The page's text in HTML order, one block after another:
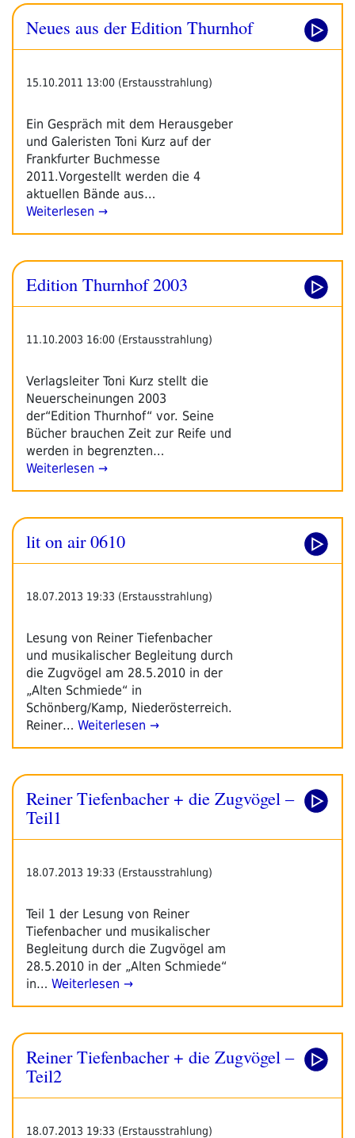
Neues aus der Edition Thurnhof
15.10.2011 13:00 (Erstausstrahlung)
Ein Gespräch mit dem Herausgeber
und Galeristen Toni Kurz auf der
Frankfurter Buchmesse
2011.Vorgestellt werden die 4
aktuellen Bände aus…
Weiterlesen →
Edition Thurnhof 2003
11.10.2003 16:00 (Erstausstrahlung)
Verlagsleiter Toni Kurz stellt die
Neuerscheinungen 2003
der“Edition Thurnhof“ vor. Seine
Bücher brauchen Zeit zur Reife und
werden in begrenzten…
Weiterlesen →
lit on air 0610
18.07.2013 19:33 (Erstausstrahlung)
Lesung von Reiner Tiefenbacher
und musikalischer Begleitung durch
die Zugvögel am 28.5.2010 in der
„Alten Schmiede“ in
Schönberg/Kamp, Niederösterreich.
Reiner… Weiterlesen →
Reiner Tiefenbacher + die Zugvögel –
Teil1
18.07.2013 19:33 (Erstausstrahlung)
Teil 1 der Lesung von Reiner
Tiefenbacher und musikalischer
Begleitung durch die Zugvögel am
28.5.2010 in der „Alten Schmiede“
in… Weiterlesen →
Reiner Tiefenbacher + die Zugvögel –
Teil2
18.07.2013 19:33 (Erstausstrahlung)